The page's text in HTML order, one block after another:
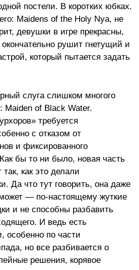
постели. В коротких юбках.
Maidens of the Holy Nya, не
девушки в игре прекрасны,
рушит гнетущий и
который пытается задать
слуга слишком многого
Maiden of Black Water.
требуется
с отказом от
и фиксированного
бы то ни было, новая часть
как это делали
Да что тут говорить, она даже
— по-настоящему жуткие
и не способны разбавить
И ведь есть
особенно по части
но все разбивается о
решения, корявое